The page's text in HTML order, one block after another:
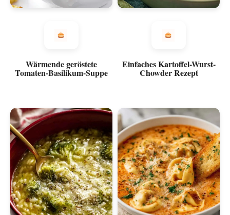
Wärmende geröstete
Tomaten-Basilikum-Suppe
Einfaches Kartoffel-Wurst-
Chowder Rezept